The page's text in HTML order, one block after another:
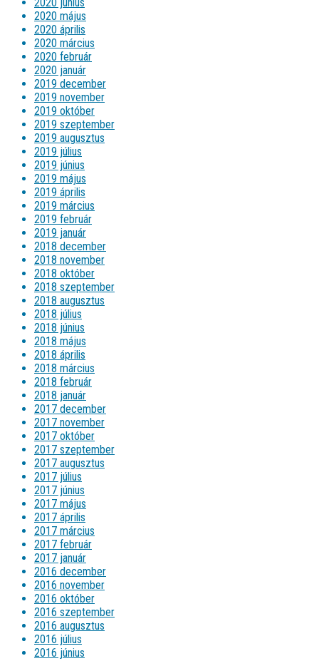
2020 május
2020 április
2020 március
2020 február
2020 január
2019 december
2019 november
2019 október
2019 szeptember
2019 augusztus
2019 július
2019 június
2019 május
2019 április
2019 március
2019 február
2019 január
2018 december
2018 november
2018 október
2018 szeptember
2018 augusztus
2018 július
2018 június
2018 május
2018 április
2018 március
2018 február
2018 január
2017 december
2017 november
2017 október
2017 szeptember
2017 augusztus
2017 július
2017 június
2017 május
2017 április
2017 március
2017 február
2017 január
2016 december
2016 november
2016 október
2016 szeptember
2016 augusztus
2016 július
2016 június